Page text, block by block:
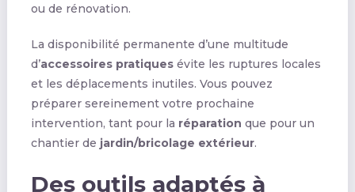
ou de rénovation.
La disponibilité permanente d’une multitude
d’accessoires pratiquesévite les ruptures locales
et les déplacements inutiles. Vous pouvez
préparer sereinement votre prochaine
intervention, tant pour la réparation que pour un
chantier de jardin/bricolage extérieur.
Des outils adaptés à